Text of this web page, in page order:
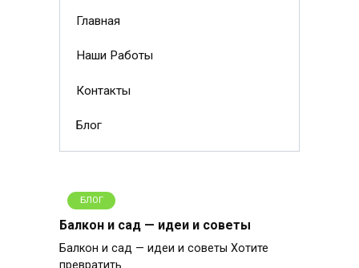
Главная
Наши Работы
Контакты
Блог
БЛОГ
Балкон и сад — идеи и советы
Балкон и сад — идеи и советы Хотите
превратить